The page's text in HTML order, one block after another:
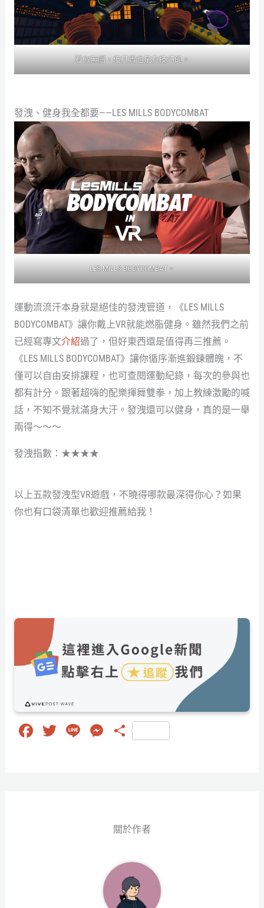
看似無腦，但其實也是有技巧的。
發洩、健身我全都要——LES MILLS BODYCOMBAT
LES MILLS BODYCOMBAT。
運動流流汗本身就是絕佳的發洩管道，《LES MILLS
BODYCOMBAT》讓你戴上VR就能燃脂健身。雖然我們之前
已經寫專文介紹過了，但好東西還是值得再三推薦。
《LES MILLS BODYCOMBAT》讓你循序漸進鍛鍊體魄，不
僅可以自由安排課程，也可查閱運動紀錄，每次的參與也
都有計分。跟著超嗨的配樂揮舞雙拳，加上教練激勵的喊
話，不知不覺就滿身大汗。發洩還可以健身，真的是一舉
兩得～～～
發洩指數：★★★★
以上五款發洩型VR遊戲，不曉得哪款最深得你心？如果
你也有口袋清單也歡迎推薦給我！
Fa
T
Li
M 分
關於作者